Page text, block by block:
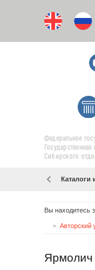
Федеральное
Сибирского
Каталоги
Вы находитесь
Авторский
Ярмолич